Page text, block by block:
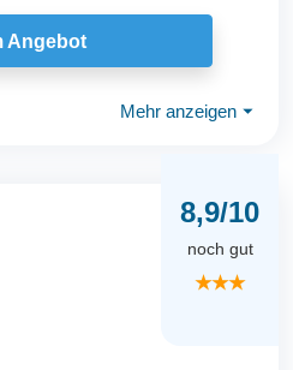
Angebot
Mehr anzeigen ⏷
8,9/10
noch gut
★★★